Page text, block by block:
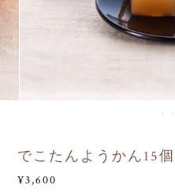
でこたんようかん15
¥3,600